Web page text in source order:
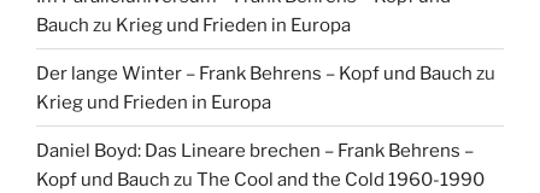
Bauch zu Krieg und Frieden in Europa
Der lange Winter – Frank Behrens – Kopf und Bauch zu
Krieg und Frieden in Europa
Daniel Boyd: Das Lineare brechen – Frank Behrens –
Kopf und Bauch zu The Cool and the Cold 1960-1990